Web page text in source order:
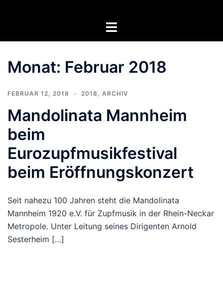
Menü
Monat: Februar 2018
FEBRUAR 12, 2018 2018 , ARCHIV
Mandolinata Mannheim
beim
Eurozupfmusikfestival
beim Eröffnungskonzert
Seit nahezu 100 Jahren steht die Mandolinata
Mannheim 1920 e.V. für Zupfmusik in der Rhein-Neckar
Metropole. Unter Leitung seines Dirigenten Arnold
Sesterheim […]